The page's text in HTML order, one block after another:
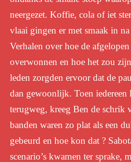
neergezet. Koffie, cola of iet
vlaai gingen er met smaak in
Verhalen over hoe de
overwonnen en hoe het zou
leden zorgden ervoor dat de
dan gewoonlijk. Toen iedereen
terugweg, kreeg Ben de schrik
banden waren zo plat als een
gebeurd en hoe kon dat ?
scenario’s kwamen ter sprake,